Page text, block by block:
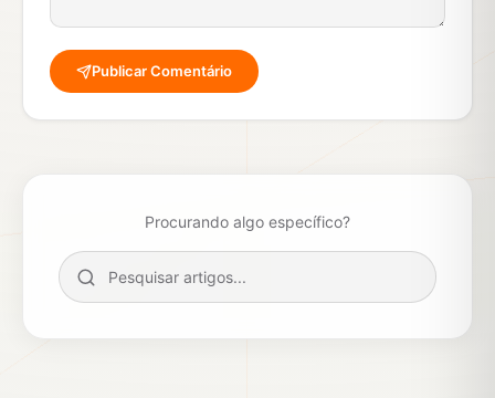
Publicar Comentário
Procurando algo específico?